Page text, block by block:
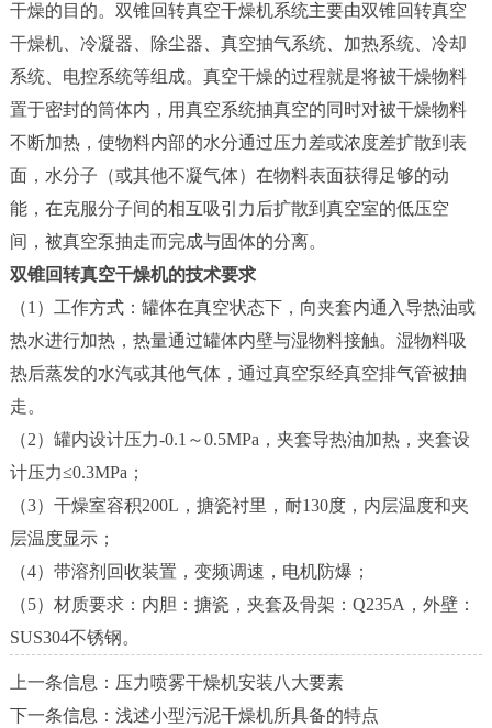
干燥的目的。双锥回转真空干燥机系统主要由双锥回转真空
干燥机、冷凝器、除尘器、真空抽气系统、加热系统、冷却
系统、电控系统等组成。真空干燥的过程就是将被干燥物料
置于密封的筒体内，用真空系统抽真空的同时对被干燥物料
不断加热，使物料内部的水分通过压力差或浓度差扩散到表
面，水分子（或其他不凝气体）在物料表面获得足够的动
能，在克服分子间的相互吸引力后扩散到真空室的低压空
间，被真空泵抽走而完成与固体的分离。
双锥回转真空干燥机的技术要求
（1）工作方式：罐体在真空状态下，向夹套内通入导热油或
热水进行加热，热量通过罐体内壁与湿物料接触。湿物料吸
热后蒸发的水汽或其他气体，通过真空泵经真空排气管被抽
走。
（2）罐内设计压力-0.1～0.5MPa，夹套导热油加热，夹套设
计压力≤0.3MPa；
（3）干燥室容积200L，搪瓷衬里，耐130度，内层温度和夹
层温度显示；
（4）带溶剂回收装置，变频调速，电机防爆；
（5）材质要求：内胆：搪瓷，夹套及骨架：Q235A，外壁：
SUS304不锈钢。
上一条信息： 压力喷雾干燥机安装八大要素
下一条信息： 浅述小型污泥干燥机所具备的特点